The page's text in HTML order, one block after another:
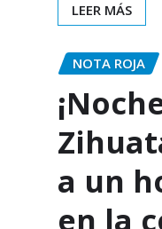
LEER MÁS
NOTA ROJA
a un
en la